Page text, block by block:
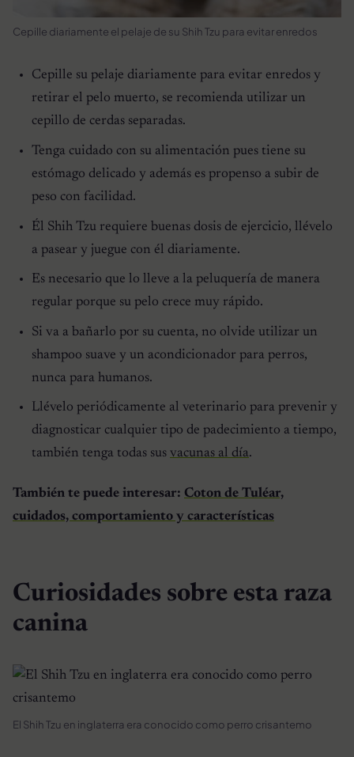
Cepille diariamente el pelaje de su Shih Tzu para evitar enredos
Cepille su pelaje diariamente para evitar enredos y
retirar el pelo muerto, se recomienda utilizar un
cepillo de cerdas separadas.
Tenga cuidado con su alimentación pues tiene su
estómago delicado y además es propenso a subir de
peso con facilidad.
Él Shih Tzu requiere buenas dosis de ejercicio, llévelo
a pasear y juegue con él diariamente.
Es necesario que lo lleve a la peluquería de manera
regular porque su pelo crece muy rápido.
Si va a bañarlo por su cuenta, no olvide utilizar un
shampoo suave y un acondicionador para perros,
nunca para humanos.
Llévelo periódicamente al veterinario para prevenir y
diagnosticar cualquier tipo de padecimiento a tiempo,
también tenga todas sus vacunas al día.
También te puede interesar: Coton de Tuléar,
cuidados, comportamiento y características
Curiosidades sobre esta raza
canina
El Shih Tzu en inglaterra era conocido como perro crisantemo